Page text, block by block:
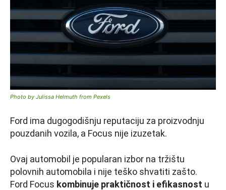
Photo by Julissa Helmuth from Pexels
Ford ima dugogodišnju reputaciju za proizvodnju
pouzdanih vozila, a Focus nije izuzetak.
Ovaj automobil je popularan izbor na tržištu
polovnih automobila i nije teško shvatiti zašto.
Ford Focus kombinuje praktičnost i efikasnost u